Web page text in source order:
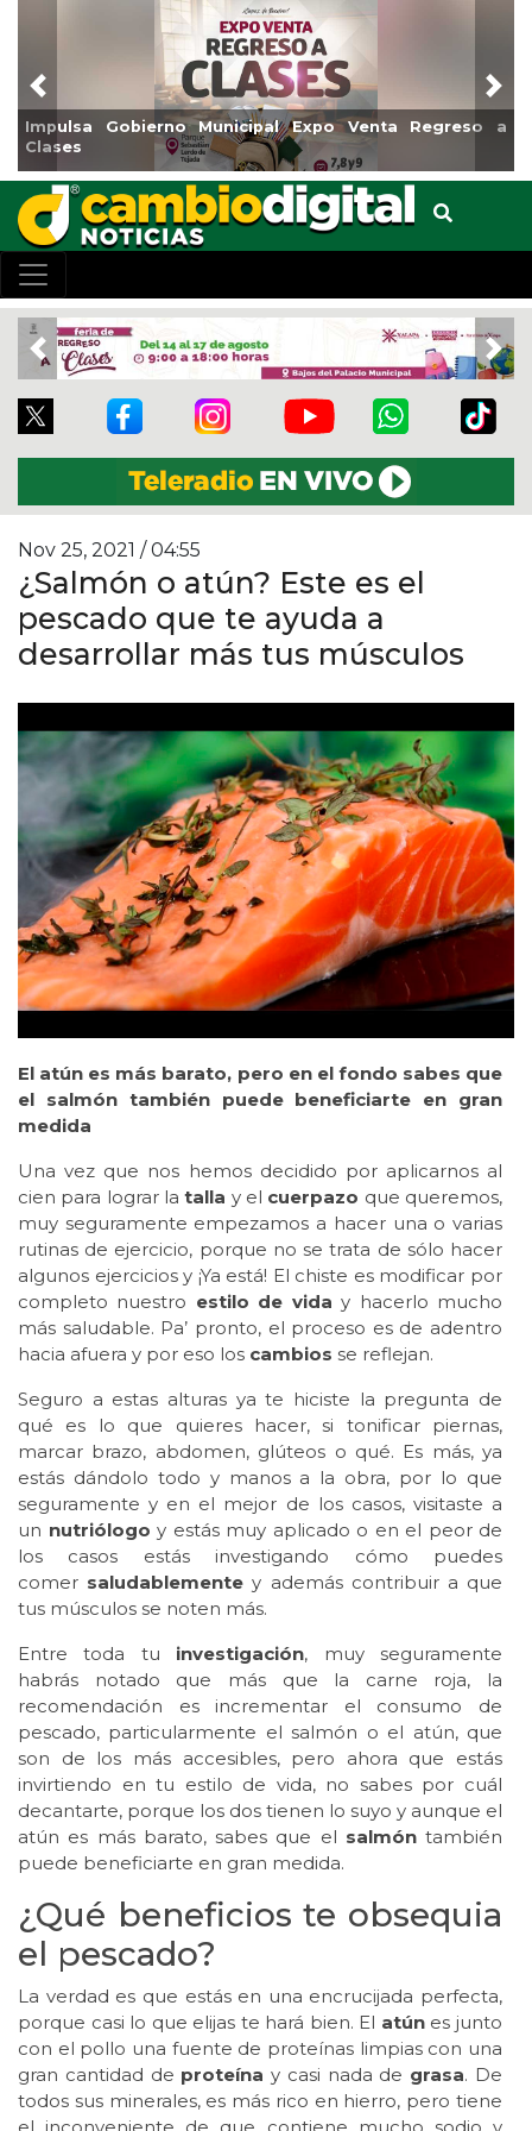
Expo Venta Regreso a
Reabrirá Coatzacoalcos la
Centro
Previous
Previous
Nov 25, 2021 / 04:55
¿Salmón o atún? Este es el
pescado que te ayuda a
desarrollar más tus músculos
El atún es más barato, pero en el fondo sabes que
el salmón también puede beneficiarte en gran
medida
Una vez que nos hemos decidido por aplicarnos al
cien para lograr latalla y el cuerpazo que queremos,
muy seguramente empezamos a hacer una o varias
rutinas de ejercicio, porque no se trata de sólo hacer
algunos ejercicios y ¡Ya está! El chiste es modificar por
completo nuestro estilo de viday hacerlo mucho
más saludable. Pa’ pronto, el proceso es de adentro
hacia afuera y por eso los cambios se reflejan.
Seguro a estas alturas ya te hiciste la pregunta de
qué es lo que quieres hacer, si tonificar piernas,
marcar brazo, abdomen, glúteos o qué. Es más, ya
estás dándolo todo y manos a la obra, por lo que
seguramente y en el mejor de los casos, visitaste a
un nutriólogo y estás muy aplicado o en el peor de
los casos estás investigando cómo puedes
comer saludablementey además contribuir a que
tus músculos se noten más.
Entre toda tu investigación, muy seguramente
habrás notado que más que la carne roja, la
recomendación es incrementar el consumo de
pescado, particularmente el salmón o el atún, que
son de los más accesibles, pero ahora que estás
invirtiendo en tu estilo de vida, no sabes por cuál
decantarte, porque los dos tienen lo suyo y aunque el
atún es más barato, sabes que el salmón también
puede beneficiarte en gran medida.
¿Qué beneficios te obsequia
el pescado?
La verdad es que estás en una encrucijada perfecta,
porque casi lo que elijas te hará bien. El atún es junto
con el pollo una fuente de proteínas limpias con una
gran cantidad de proteínay casi nada de grasa. De
todos sus minerales, es más rico en hierro, pero tiene